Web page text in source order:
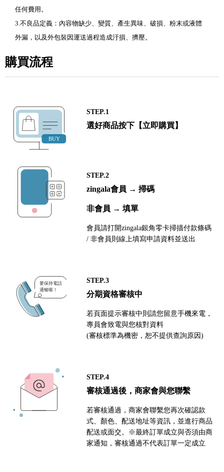
任何費用。
3.不良品定義：內容物缺少、變質、產生異味、破損、粉末或液體
外漏，以及外包裝因運送過程造成汙損、擠壓。
購買流程
STEP.1
選好商品按下【立即購買】
STEP.2
zingala會員 → 掃碼
非會員 → 填單
會員請打開zingala銀角零卡掃描付款條碼
/ 非會員則線上填寫申請資料並送出
STEP.3
分期資格審核中
若頁面提示審核中則請您留意手機來電，
專員會致電與您核對資料
(審核標準為機密，恕不提供查詢原因)
STEP.4
審核通過後，商家會與您聯繫
若審核通過，商家會聯繫您再次確認款
式、顏色、配送地址等資訊，並進行商品
配送或面交。※最終訂單成立與否須由商
家通知，審核通過不代表訂單一定成立